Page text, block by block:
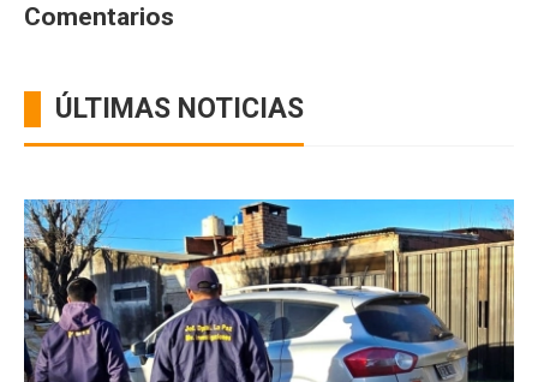
Comentarios
ÚLTIMAS NOTICIAS